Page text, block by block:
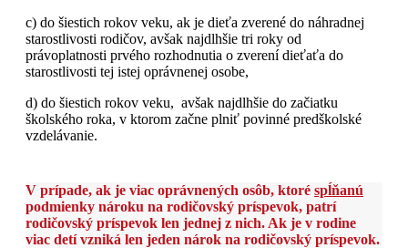
c) do šiestich rokov veku, ak je dieťa zverené do náhradnej
starostlivosti rodičov, avšak najdlhšie tri roky od
právoplatnosti prvého rozhodnutia o zverení dieťaťa do
starostlivosti tej istej oprávnenej osobe,
d) do šiestich rokov veku, avšak najdlhšie do začiatku
školského roka, v ktorom začne plniť povinné predškolské
vzdelávanie.
V prípade, ak je viac oprávnených osôb, ktoré spĺňanú
podmienky nároku na rodičovský príspevok, patrí
rodičovský príspevok len jednej z nich. Ak je v rodine
viac detí vzniká len jeden nárok na rodičovský príspevok.